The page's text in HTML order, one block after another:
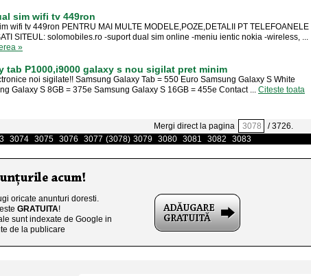
sim wifi tv 449ron
wifi tv 449ron PENTRU MAI MULTE MODELE,POZE,DETALII PT TELEFOANELE
SITEUL: solomobiles.ro -suport dual sim online -meniu ientic nokia -wireless, ...
»
tab P1000,i9000 galaxy s nou sigilat pret minim
noi sigilate!! Samsung Galaxy Tab = 550 Euro Samsung Galaxy S White
Galaxy S 8GB = 375e Samsung Galaxy S 16GB = 455e Contact ... Citeste toata
Mergi direct la pagina
/ 3726.
3074 3075 3076 3077 (3078) 3079 3080 3081 3082 3083
oricate anunturi doresti.
GRATUITA!
sunt indexate de Google in
de la publicare